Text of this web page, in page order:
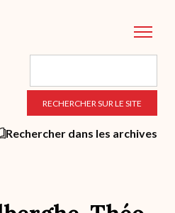
Rechercher dans les archives